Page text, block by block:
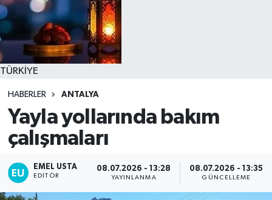
TÜRKİYE
HABERLER ANTALYA
Yayla yollarında bakım
çalışmaları
EMEL USTA
EDITÖR
08.07.2026 - 13:28
YAYINLANMA
08.07.2026 - 13:35
GÜNCELLEME